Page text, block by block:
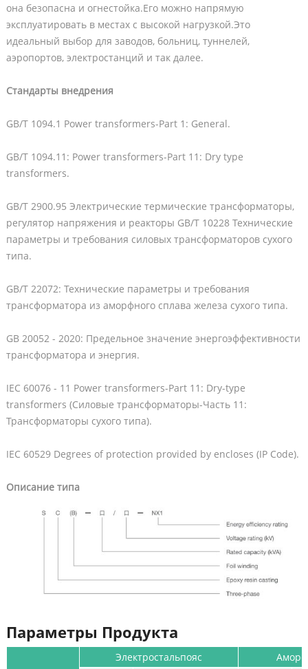
она безопасна и огнестойка.Его можно напрямую
эксплуатировать в местах с высокой нагрузкой.Это
идеальный выбор для заводов, больниц, туннелей,
аэропортов, электростанций и так далее.
Стандарты внедрения
GB/T 1094.1 Power transformers-Part 1: General.
GB/T 1094.11: Power transformers-Part 11: Dry type
transformers.
GB/T 2900.95 Электрические термические трансформаторы,
регулятор напряжения и реакторы GB/T 10228 Технические
параметры и требования силовых трансформаторов сухого
типа.
GB/T 22072: Технические параметры и требования
трансформатора из аморфного сплава железа сухого типа.
GB 20052 - 2020: Предельное значение энергоэффективности
трансформатора и энергия.
IEC 60076 - 11 Power transformers-Part 11: Dry-type
transformers (Силовые трансформаторы-Часть 11:
Трансформаторы сухого типа).
IEC 60529 Degrees of protection provided by encloses (IP Code).
Описание типа
Параметры Продукта
Электростальпояс